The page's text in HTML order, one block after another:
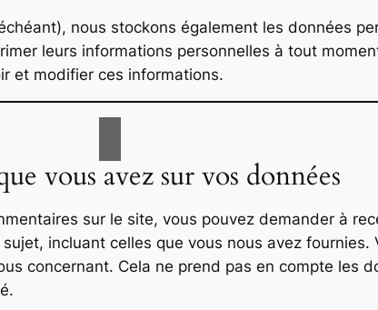
nous stockons également les données
leurs informations personnelles à tout
et modifier ces informations.
vous avez sur vos données
sur le site, vous pouvez demander à
incluant celles que vous nous avez fournies.
concernant. Cela ne prend pas en compte les